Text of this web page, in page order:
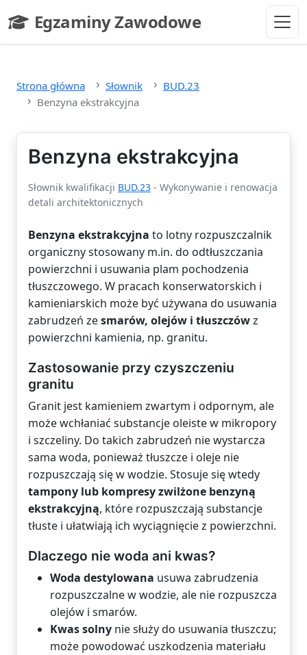
Egzaminy Zawodowe
- strona główna
Strona główna Słownik
BUD.23
Benzyna ekstrakcyjna
Benzyna ekstrakcyjna
Słownik kwalifikacji BUD.23 - Wykonywanie i renowacja
detali architektonicznych
Benzyna ekstrakcyjna to lotny rozpuszczalnik
organiczny stosowany m.in. do odtłuszczania
powierzchni i usuwania plam pochodzenia
tłuszczowego. W pracach konserwatorskich i
kamieniarskich może być używana do usuwania
zabrudzeń zesmarów, olejów i tłuszczówz
powierzchni kamienia, np. granitu.
Zastosowanie przy czyszczeniu
granitu
Granit jest kamieniem zwartym i odpornym, ale
może wchłaniać substancje oleiste w mikropory
i szczeliny. Do takich zabrudzeń nie wystarcza
sama woda, ponieważ tłuszcze i oleje nie
rozpuszczają się w wodzie. Stosuje się wtedy
tampony lub kompresy zwilżone benzyną
ekstrakcyjną, które rozpuszczają substancje
tłuste i ułatwiają ich wyciągnięcie z powierzchni.
Dlaczego nie woda ani kwas?
Woda destylowana usuwa zabrudzenia
rozpuszczalne w wodzie, ale nie rozpuszcza
olejów i smarów.
Kwas solny nie służy do usuwania tłuszczu;
może powodować uszkodzenia materiału